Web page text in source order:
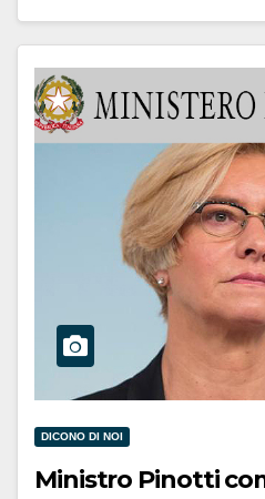
DICONO DI NOI
Ministro Pinotti